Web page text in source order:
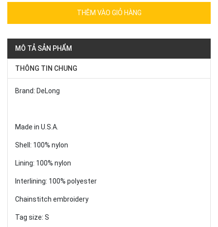
THÊM VÀO GIỎ HÀNG
MÔ TẢ SẢN PHẨM
THÔNG TIN CHUNG
Brand: DeLong
Made in U.S.A.
Shell: 100% nylon
Lining: 100% nylon
Interlining: 100% polyester
Chainstitch embroidery
Tag size: S